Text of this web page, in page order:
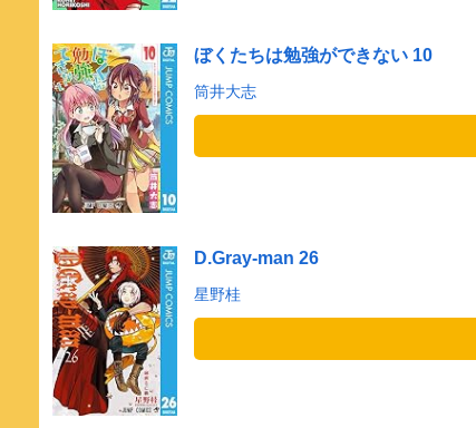
ぼくたちは勉強ができない 10
筒井大志
D.Gray-man 26
星野桂